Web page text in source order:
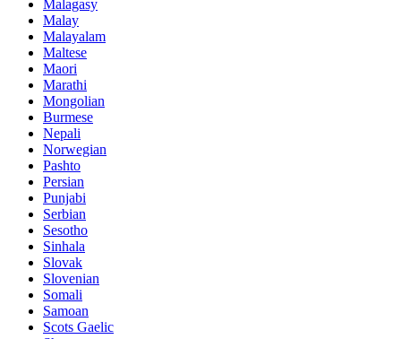
Malagasy
Malay
Malayalam
Maltese
Maori
Marathi
Mongolian
Burmese
Nepali
Norwegian
Pashto
Persian
Punjabi
Serbian
Sesotho
Sinhala
Slovak
Slovenian
Somali
Samoan
Scots Gaelic